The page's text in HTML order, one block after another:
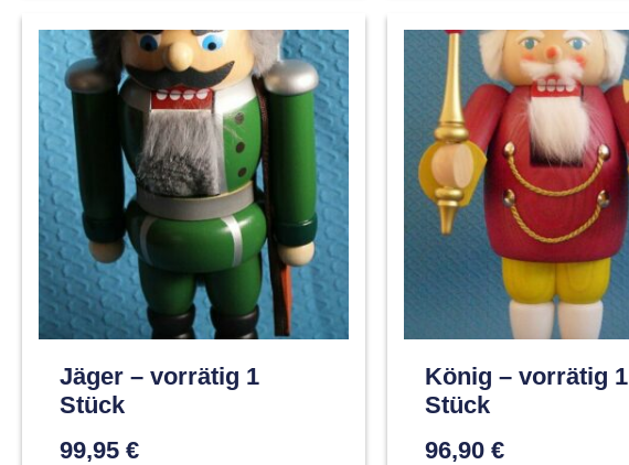
Jäger – vorrätig 1
Stück
99,95 €
König – vorrätig 1
Stück
96,90 €